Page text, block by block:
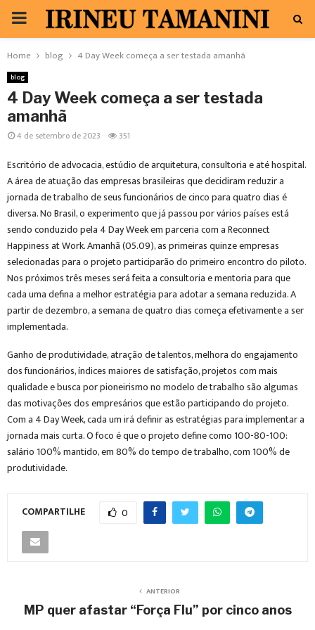
PRIMARY
MENU
Home blog 4 Day Week começa a ser testada amanhã
blog
4 Day Week começa a ser testada
amanhã
4 de setembro de 2023 351
Escritório de advocacia, estúdio de arquitetura, consultoria e até hospital.
A área de atuação das empresas brasileiras que decidiram reduzir a
jornada de trabalho de seus funcionários de cinco para quatro dias é
diversa. No Brasil, o experimento que já passou por vários países está
sendo conduzido pela 4 Day Week em parceria com a Reconnect
Happiness at Work. Amanhã (05.09), as primeiras quinze empresas
selecionadas para o projeto participarão do primeiro encontro do piloto.
Nos próximos três meses será feita a consultoria e mentoria para que
cada uma defina a melhor estratégia para adotar a semana reduzida. A
partir de dezembro, a semana de quatro dias começa efetivamente a ser
implementada.
Ganho de produtividade, atração de talentos, melhora do engajamento
dos funcionários, índices maiores de satisfação, projetos com mais
qualidade e busca por pioneirismo no modelo de trabalho são algumas
das motivações dos empresários que estão participando do projeto.
Com a 4 Day Week, cada um irá definir as estratégias para implementar a
jornada mais curta. O foco é que o projeto define como 100-80-100:
salário 100% mantido, em 80% do tempo de trabalho, com 100% de
produtividade.
COMPARTILHE 0
ANTERIOR
MP quer afastar “Força Flu” por cinco anos